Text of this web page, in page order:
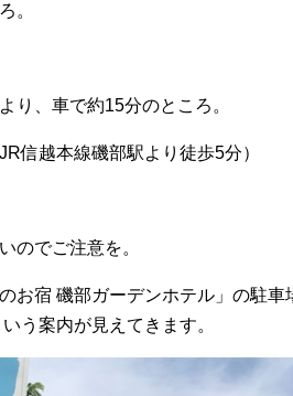
。
り、車で約15分のところ。
信越本線磯部駅より徒歩5分）
のでご注意を。
お宿 磯部ガーデンホテル」の駐車
う案内が見えてきます。